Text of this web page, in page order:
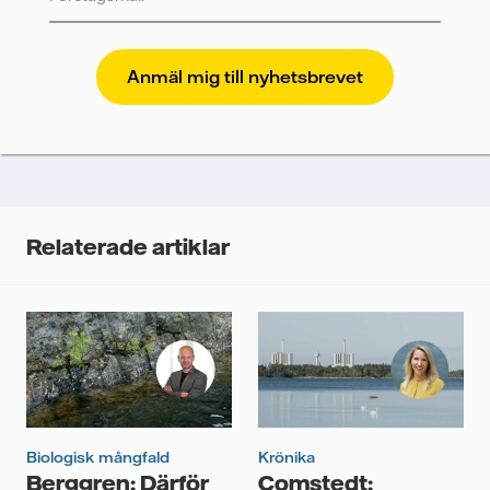
Vattenfall skyddar och respekterar din integritet. För
att Vattenfalls storföretagsförsäljning ska kunna
skicka nyhetsbrevet till dig, behöver vi dina uppgifter.
analysera deras prestanda, inklusive
tredje part, och du kan när som helst återkalla ditt
personuppgifter.
Jag samtycker till att Vattenfall behandlar mina
personuppgifter för att kunna skicka mig
nyhetsbrevet.*
Relaterade artiklar
Biologisk mångfald
Berggren: Därför
Krönika
Comstedt: